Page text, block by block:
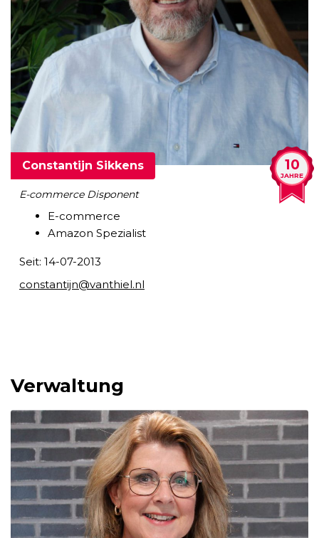
10
JAHRE
Constantijn Sikkens
E-commerce Disponent
E-commerce
Amazon Spezialist
Seit: 14-07-2013
constantijn@vanthiel.nl
Verwaltung